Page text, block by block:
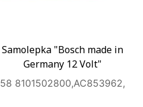
Samolepka "Bosch made in
Germany 12 Volt"
58 8101502800,AC853962,